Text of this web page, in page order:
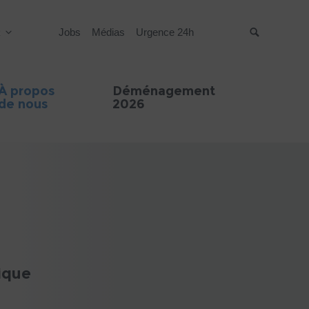
Jobs Médias Urgence 24h
propos
nous
Déménagement
2026